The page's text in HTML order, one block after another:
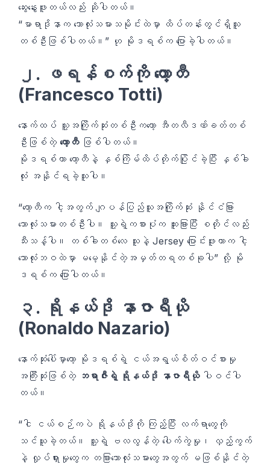
ဆွေးနွေးဖူးတယ်လည်း ဆိုပါတယ်။
“မာရာဒိုနာက ဘောလုံးသမားသမိုင်းထဲမှာ ထိပ်တန်းတွင်ရှိသူ
တစ်ဦးဖြစ်ပါတယ်။” ဟု မိုဒရစ်က ပြောခဲ့ပါတယ်။
၂. ဖရန်စက်ကို တော့တီ
(Francesco Totti)
နောက်ထပ် သူ့အကြိုက်ဆုံးတစ်ဦးကတော့ အီတလီဒဏ်ခတ်တစ်
ဦးဖြစ်တဲ့ တော့တီဖြစ်ပါတယ်။
မိုဒရစ်ဟာ တော့တီနဲ့ နှစ်ကြိမ်ထိပ်တိုက်ပြိုင်ခဲ့ပြီး နှစ်ခါ
လုံး အနိုင်ရခဲ့သူပါ။
“တော့တီက ငါ့အတွက် ဂျပန်ပြည်သူအကြိုက်ဆုံး နိုင်ငံခြား
ဘောလုံးသမားတစ်ဦးပါ။ သူ့ရဲ့ကစားပုံက ထူးခြားပြီး စတိုင်လည်း
သီးသန့်ပါ။ တစ်ခါတစ်လေ သူနဲ့ Jersey ပြောင်းဖူးတာက ငါ့
ဘောလုံးဘဝထဲမှာ မမေ့နိုင်တဲ့အမှတ်တရတစ်ခုပါ” လို့ မို
ဒရစ်က ပြောပါတယ်။
၃. ရိုနယ်ဒို နာဇာရီယို
(Ronaldo Nazario)
နောက်ဆုံးပေါ်မှာတော့ မိုဒရစ်ရဲ့ ငယ်အရွယ်စိတ်ဝင်စားမှု
အကြီးဆုံးဖြစ်တဲ့ ဘရာဇီးရဲ့ ရိုနယ်ဒို နာဇာရီယိုပါဝင်ပါ
တယ်။
“ငါ ငယ်စဉ်ကပဲ ရိုနယ်ဒိုကို ကြည့်ပြီး လက်ရာတွေကို
သင်ယူခဲ့တယ်။ သူ့ရဲ့ ဗလလွန်တဲ့ ပေါက်ကွဲမှု၊ လှည့်ကွက်
နဲ့ လှုပ်ရှားမှုတွေက တခြားဘောလုံးသမားတွေအတွက် မဖြစ်နိုင်တဲ့